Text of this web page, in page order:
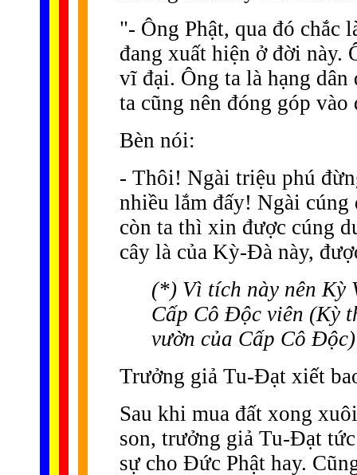
"- Ông Phật, qua đó chắc
đang xuất hiện ở đời này.
vĩ đại. Ông ta là hạng dân
ta cũng nên đóng góp
Bèn nói:
- Thôi! Ngài triệu phú
nhiều lắm đấy! Ngài cúng
còn ta thì xin được cúng
cây là của Kỳ-Ðà này,
(*) Vì tích này nên Kỳ
Cấp Cô Ðộc viên (Kỳ
vườn của Cấp Cô Ðộc)
Trưởng giả Tu-Ðạt xiết
Sau khi mua đất xong
son, trưởng giả Tu-Ðạt
sự cho Ðức Phật hay.